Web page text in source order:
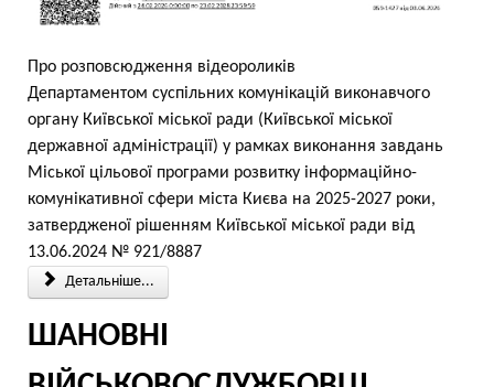
Про розповсюдження відеороликів
Департаментом суспільних комунікацій виконавчого
органу Київської міської ради (Київської міської
державної адміністрації) у рамках виконання завдань
Міської цільової програми розвитку інформаційно-
комунікативної сфери міста Києва на 2025-2027 роки,
затвердженої рішенням Київської міської ради від
13.06.2024 № 921/8887
Детальніше...
ШАНОВНІ